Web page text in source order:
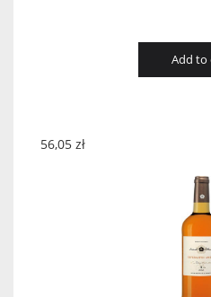
Add to
56,05 zł